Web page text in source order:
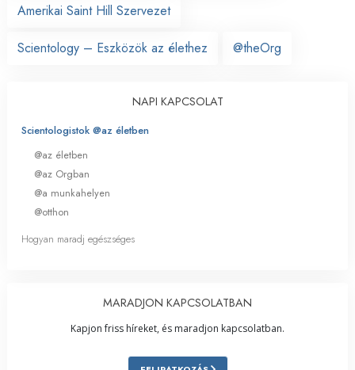
Amerikai Saint Hill Szervezet
Scientology – Eszközök az élethez @theOrg
NAPI KAPCSOLAT
Scientologistok @az életben
@az életben
@az Orgban
@a munkahelyen
@otthon
Hogyan maradj egészséges
MARADJON KAPCSOLATBAN
Kapjon friss híreket, és maradjon kapcsolatban.